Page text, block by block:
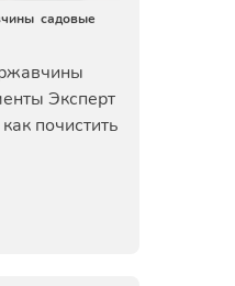
садовые
Эксперт
почистить